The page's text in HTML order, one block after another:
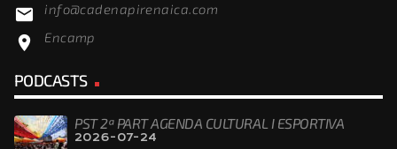
email info@cadenapirenaica.com
location_on Encamp
PODCASTS
PST 2ª PART AGENDA CULTURAL I ESPORTIVA
2026-07-24